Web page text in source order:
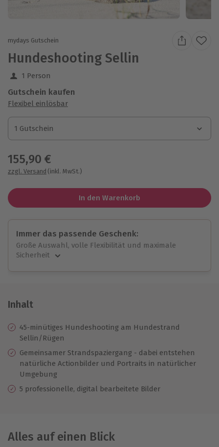
mydays Gutschein
Hundeshooting Sellin
1 Person
Gutschein kaufen
Flexibel einlösbar
1 Gutschein
1 Gutschein
1 Gutschein
155,90 €
zzgl. Versand (inkl. MwSt.)
In den Warenkorb
Immer das passende Geschenk:
Große Auswahl, volle Flexibilität und maximale
Sicherheit
Jeder Gutschein für alle Erlebnisse einlösbar.
10 Jahre gültig & verlängerbar.
Inhalt
45-minütiges Hundeshooting am Hundestrand
Sellin/Rügen
Gemeinsamer Strandspaziergang - dabei entstehen
natürliche Actionbilder und Portraits in natürlicher
Umgebung
5 professionelle, digital bearbeitete Bilder
Alles auf einen Blick